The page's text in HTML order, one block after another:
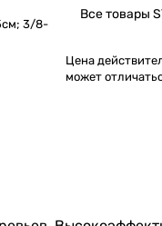
3/8-
Все товары
Цена
может